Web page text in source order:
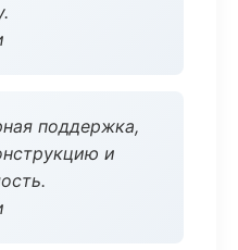
поддержка,
и